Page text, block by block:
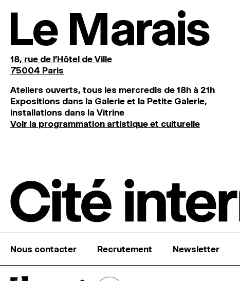
Le Marais
18, rue de l'Hôtel de Ville
75004 Paris
Ateliers ouverts, tous les mercredis de 18h à 21h
Expositions dans la Galerie et la Petite Galerie,
installations dans la Vitrine
Voir la programmation artistique et culturelle
Nous contacter Recrutement Newsletter